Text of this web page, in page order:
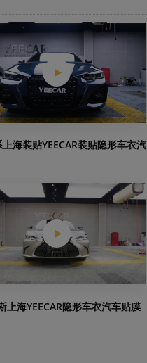
海装贴YEECAR装贴隐形车衣汽
上海YEECAR隐形车衣汽车贴膜